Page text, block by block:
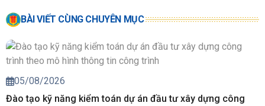
BÀI VIẾT CÙNG CHUYÊN MỤC
05/08/2026
Đào tạo kỹ năng kiểm toán dự án đầu tư xây dựng công